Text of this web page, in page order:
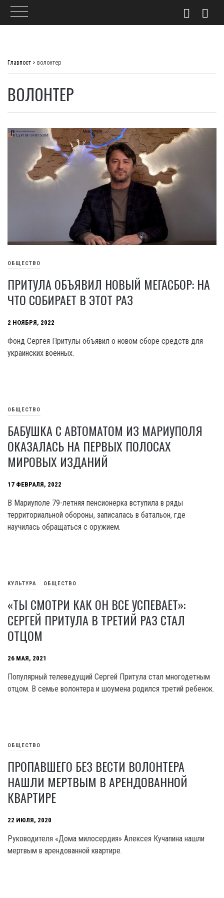
Главпост > волонтер
ВОЛОНТЕР
ОБЩЕСТВО
ПРИТУЛА ОБЪЯВИЛ НОВЫЙ МЕГАСБОР: НА
ЧТО СОБИРАЕТ В ЭТОТ РАЗ
2 НОЯБРЯ, 2022
Фонд Сергея Притулы объявил о новом сборе средств для
украинских военных.
ОБЩЕСТВО
БАБУШКА С АВТОМАТОМ ИЗ МАРИУПОЛЯ
ОКАЗАЛАСЬ НА ПЕРВЫХ ПОЛОСАХ
МИРОВЫХ ИЗДАНИЙ
17 ФЕВРАЛЯ, 2022
В Мариуполе 79-летняя пенсионерка вступила в ряды
территориальной обороны, записалась в батальон, где
научилась обращаться с оружием.
КУЛЬТУРА ОБЩЕСТВО
«ТЫ СМОТРИ КАК ОН ВСЕ УСПЕВАЕТ»:
СЕРГЕЙ ПРИТУЛА В ТРЕТИЙ РАЗ СТАЛ
ОТЦОМ
26 МАЯ, 2021
Популярный телеведущий Сергей Притула стал многодетным
отцом. В семье волонтера и шоумена родился третий ребенок.
ОБЩЕСТВО
ПРОПАВШЕГО БЕЗ ВЕСТИ ВОЛОНТЕРА
НАШЛИ МЕРТВЫМ В АРЕНДОВАННОЙ
КВАРТИРЕ
22 ИЮЛЯ, 2020
Руководителя «Дома милосердия» Алексея Кучапина нашли
мертвым в арендованной квартире.